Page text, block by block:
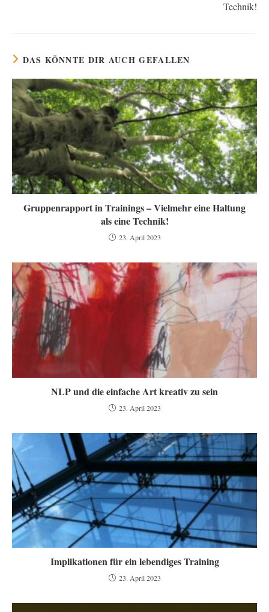
Technik!
DAS KÖNNTE DIR AUCH GEFALLEN
Gruppenrapport in Trainings – Vielmehr eine Haltung
als eine Technik!
23. April 2023
NLP und die einfache Art kreativ zu sein
23. April 2023
Implikationen für ein lebendiges Training
23. April 2023